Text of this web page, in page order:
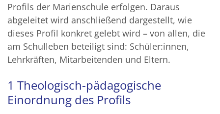
Profils der Marienschule erfolgen. Daraus
abgeleitet wird anschließend dargestellt, wie
dieses Profil konkret gelebt wird – von allen, die
am Schulleben beteiligt sind: Schüler:innen,
Lehrkräften, Mitarbeitenden und Eltern.
1 Theologisch-pädagogische
Einordnung des Profils